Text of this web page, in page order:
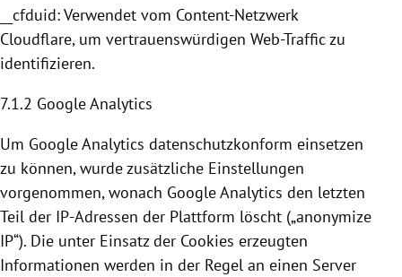
__cfduid: Verwendet vom Content-Netzwerk
Cloudflare, um vertrauenswürdigen Web-Traffic zu
identifizieren.
7.1.2 Google Analytics
Um Google Analytics datenschutzkonform einsetzen
zu können, wurde zusätzliche Einstellungen
vorgenommen, wonach Google Analytics den letzten
Teil der IP-Adressen der Plattform löscht („anonymize
IP“). Die unter Einsatz der Cookies erzeugten
Informationen werden in der Regel an einen Server